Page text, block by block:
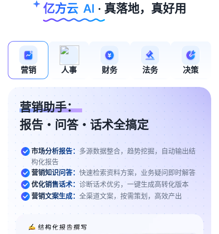
亿方云 AI · 真落地，真好用
营销 人事 财务 法务 决策
营销助手：
报告・问答・话术全搞定
市场分析报告：多源数据整合，趋势挖掘，自动输出结
构化报告
营销知识问答：快速检索资料方案，业务疑问即时解答
优化销售话术：诊断话术优劣，一键生成高转化版本
营销文案生成： 全渠道文案，按需策划，高效产出